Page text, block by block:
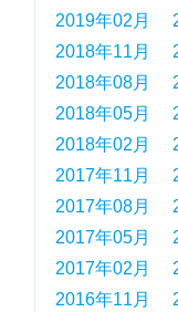
2019年02月
2018年11月
2018年08月
2018年05月
2018年02月
2017年11月
2017年08月
2017年05月
2017年02月
2016年11月